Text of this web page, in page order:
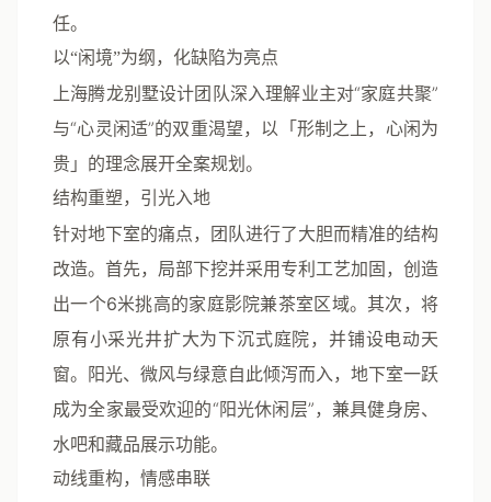
任。
以“闲境”为纲，化缺陷为亮点
上海腾龙别墅设计团队深入理解业主对“家庭共聚”
与“心灵闲适”的双重渴望，以「形制之上，心闲为
贵」的理念展开全案规划。
结构重塑，引光入地
针对地下室的痛点，团队进行了大胆而精准的结构
改造。 首先，局部下挖并采用专利工艺加固，创造
出一个6米挑高的家庭影院兼茶室区域。其次，将
原有小采光井扩大为下沉式庭院，并铺设电动天
窗。阳光、微风与绿意自此倾泻而入，地下室一跃
成为全家最受欢迎的“阳光休闲层”，兼具健身房、
水吧和藏品展示功能。
动线重构，情感串联